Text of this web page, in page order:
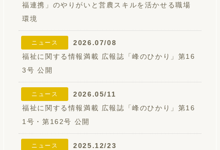
福連携」のやりがいと営農スキルを活かせる職場
環境
ニュース
2026.07/08
福祉に関する情報満載 広報誌「峰のひかり」第16
3号 公開
ニュース
2026.05/11
福祉に関する情報満載 広報誌「峰のひかり」第16
1号・第162号 公開
ニュース
2025.12/23